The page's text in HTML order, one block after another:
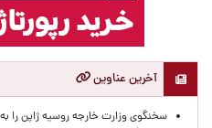
آخرین عناوین
سخنگوی وزارت خارجه روسیه ژاپن را